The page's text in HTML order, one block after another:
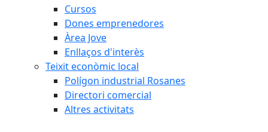
Cursos
Dones emprenedores
Àrea Jove
Enllaços d'interès
Teixit econòmic local
Polígon industrial Rosanes
Directori comercial
Altres activitats